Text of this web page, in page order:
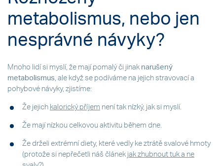
metabolismus, nebo jen
nesprávné návyky?
Mnoho lidí si myslí, že mají pomalý či jinak narušený
metabolismus, ale když se podíváme na jejich stravovací a
pohybové návyky, zjistíme:
Že jejich kalorický příjem není tak nízký, jak si myslí.
Že mají nízkou celkovou aktivitu během dne.
Že drželi extrémní diety, které vedly ke ztrátě svalové hmoty
(protože si nepřečetli náš článek jak zhubnout tuk a ne